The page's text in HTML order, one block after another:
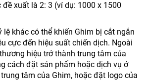
đề xuất là 2: 3 (ví dụ: 1000 x 1500
lệ khác có thể khiến Ghim bị cắt ngắn
cực đến hiệu suất chiến dịch. Ngoài
hiệu trở thành trung tâm của
cách đặt sản phẩm hoặc dịch vụ ở
tâm của Ghim, hoặc đặt logo của